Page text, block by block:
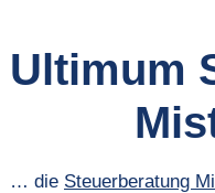
Ultimum
… die Steuerberatung